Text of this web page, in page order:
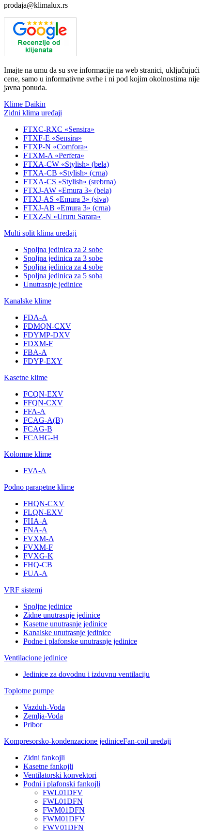
prodaja@klimalux.rs
Imajte na umu da su sve informacije na web stranici, uključujući
cene, samo u informativne svrhe i ni pod kojim okolnostima nije
javna ponuda.
Klime Daikin
Zidni klima uređaji
FTXC-RXC «Sensira»
FTXF-E «Sensira»
FTXP-N «Comfora»
FTXM-A «Perfera»
FTXA-CW «Stylish» (bela)
FTXA-CB «Stylish» (crna)
FTXA-CS «Stylish» (srebrna)
FTXJ-AW «Emura 3» (bela)
FTXJ-AS «Emura 3» (siva)
FTXJ-AB «Emura 3» (crna)
FTXZ-N «Ururu Sarara»
Multi split klima uređaji
Spoljna jedinica za 2 sobe
Spoljna jedinica za 3 sobe
Spoljna jedinica za 4 sobe
Spoljna jedinica za 5 soba
Unutrasnje jedinice
Kanalske klime
FDA-A
FDMQN-CXV
FDYMP-DXV
FDXM-F
FBA-A
FDYP-EXY
Kasetne klime
FCQN-EXV
FFQN-CXV
FFA-A
FCAG-A(B)
FCAG-B
FCAHG-H
Kolomne klime
FVA-A
Podno parapetne klime
FHQN-CXV
FLQN-EXV
FHA-A
FNA-A
FVXM-A
FVXM-F
FVXG-K
FHQ-CB
FUA-A
VRF sistemi
Spoljne jedinice
Zidne unutrasnje jedinice
Kasetne unutrasnje jedinice
Kanalske unutrasnje jedinice
Podne i plafonske unutrasnje jedinice
Ventilacione jedinice
Jedinice za dovodnu i izduvnu ventilaciju
Toplotne pumpe
Vazduh-Voda
Zemlja-Voda
Pribor
Kompresorsko-kondenzacione jediniceFan-coil uređaji
Zidni fankojli
Kasetne fankojli
Ventilatorski konvektori
Podni i plafonski fankojli
FWL01DFV
FWL01DFN
FWM01DFN
FWM01DFV
FWV01DFN